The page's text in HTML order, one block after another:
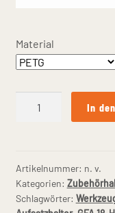
Material
FlexiClick
SDS-
plus-
In
Artikelnummer: n. v.
Kategorien:
Schlagwörter: